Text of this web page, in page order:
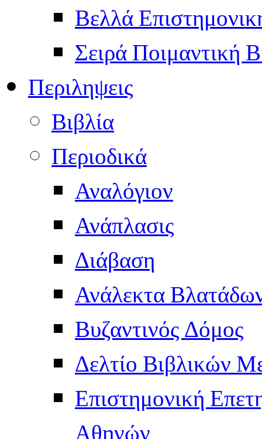
Βελλά
Σειρά Ποιμαντική
Περιληψεις
Βιβλία
Περιοδικά
Αναλόγιον
Ανάπλασις
Διάβαση
Ανάλεκτα
Βυζαντινός Δόμος
Δελτίο Βιβλικών
Επιστημονική